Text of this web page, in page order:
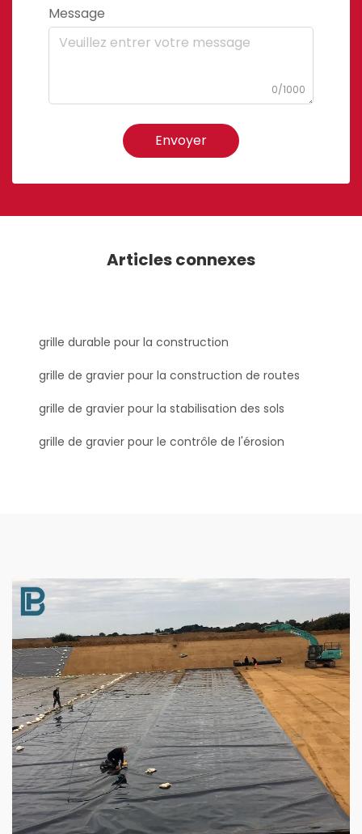
Message
0/1000
Envoyer
Articles connexes
grille durable pour la construction
grille de gravier pour la construction de routes
grille de gravier pour la stabilisation des sols
grille de gravier pour le contrôle de l'érosion